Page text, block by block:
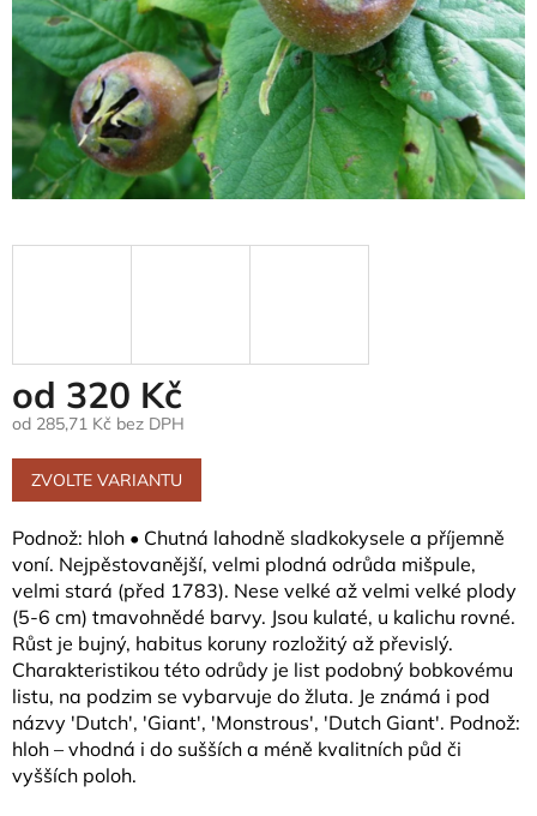
od 320 Kč
od 285,71 Kč bez DPH
Měrná
cena:
ZVOLTE VARIANTU
Podnož: hloh • Chutná lahodně sladkokysele a příjemně
voní. Nejpěstovanější, velmi plodná odrůda mišpule,
velmi stará (před 1783). Nese velké až velmi velké plody
(5-6 cm) tmavohnědé barvy. Jsou kulaté, u kalichu rovné.
Růst je bujný, habitus koruny rozložitý až převislý.
Charakteristikou této odrůdy je list podobný bobkovému
listu, na podzim se vybarvuje do žluta. Je známá i pod
názvy 'Dutch', 'Giant', 'Monstrous', 'Dutch Giant'. Podnož:
hloh – vhodná i do sušších a méně kvalitních půd či
vyšších poloh.